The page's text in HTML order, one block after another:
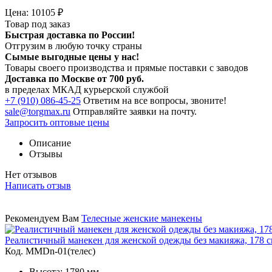
Цена: 10105 ₽
Товар под заказ
Быстрая доставка по России!
Отгрузим в любую точку страны
Сымые выгодные цены у нас!
Товары своего производства и прямые поставки с заводов
Доставка по Москве от 700 руб.
в пределах МКАД курьерской службой
+7 (910) 086-45-25 Ответим на все вопросы, звоните!
sale@torgmax.ru Отправляйте заявки на почту.
Запросить оптовые цены
Описание
Отзывы
Нет отзывов
Написать отзыв
Рекомендуем Вам Телесные женские манекены
Реалистичный манекен для женской одежды без макияжа, 178
Код. MMDn-01(телес)